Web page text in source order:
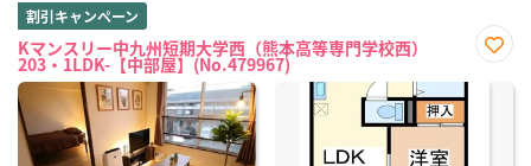
割引キャンペーン
Kマンスリー中九州短期大学西（熊本高等専門学校西）
203・1LDK-【中部屋】(No.479967)
に入